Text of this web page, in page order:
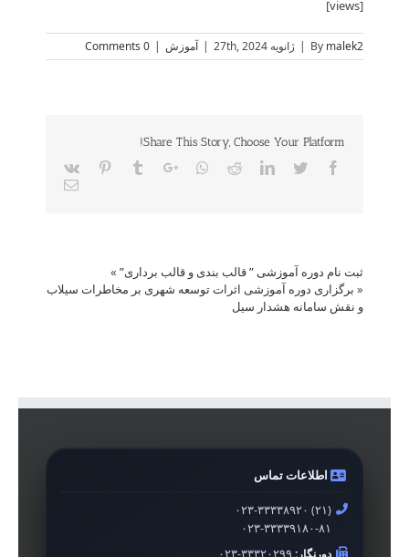
[views]
By malek2
| ژانویه 27th, 2024 | آموزش |
0 Comments
Share This Story, Choose Your Platform!
Facebook
Twitter
LinkedIn
Reddit
Whatsapp
Google+
Tumblr
Pinterest
Vk
Email
ثبت نام دوره آموزشی ” قالب بندی و قالب برداری” »
« برگزاری دوره آموزشی اثرات توسعه شهری بر مخاطرات سیلاب
و نقش سامانه هشدار سیل
اطلاعات تماس
۰۲۳-۳۳۳۳۸۹۲۰ (۲۱)
۰۲۳-۳۳۳۳۹۱۸۰-۸۱